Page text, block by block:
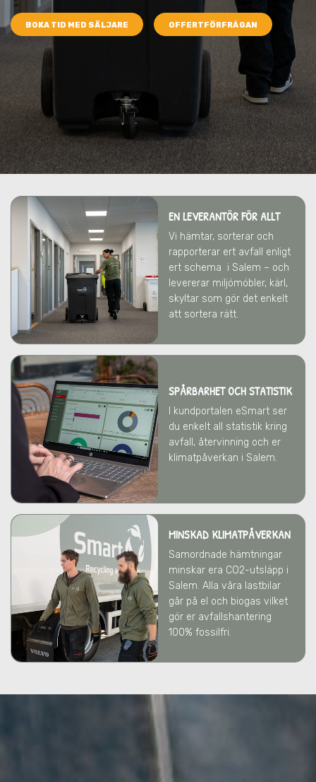
BOKA TID MED SÄLJARE OFFERTFÖRFRÅGAN
EN LEVERANTÖR FÖR ALLT
Vi hämtar, sorterar och
rapporterar ert avfall enligt
ert schema i Salem – och
levererar miljömöbler, kärl,
skyltar som gör det enkelt
att sortera rätt.
SPÅRBARHET OCH STATISTIK
I kundportalen eSmart ser
du enkelt all statistik kring
avfall, återvinning och er
klimatpåverkan i Salem.
MINSKAD KLIMATPÅVERKAN
Samordnade hämtningar
minskar era CO2-utsläpp i
Salem. Alla våra lastbilar
går på el och biogas vilket
gör er avfallshantering
100% fossilfri.